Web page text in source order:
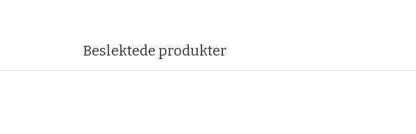
Beslektede produkter